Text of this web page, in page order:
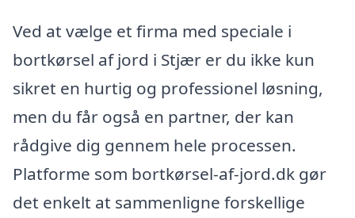
Ved at vælge et firma med speciale i
bortkørsel af jord i Stjær er du ikke kun
sikret en hurtig og professionel løsning,
men du får også en partner, der kan
rådgive dig gennem hele processen.
Platforme som bortkørsel-af-jord.dk gør
det enkelt at sammenligne forskellige